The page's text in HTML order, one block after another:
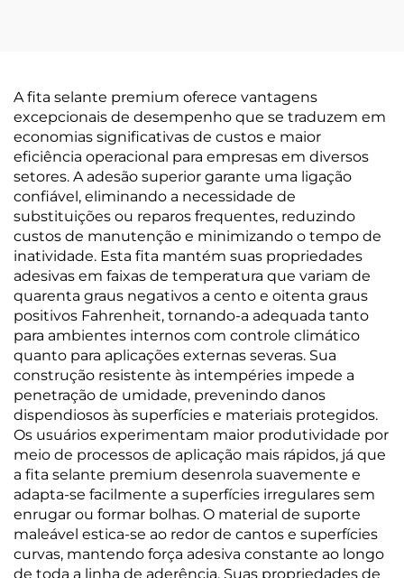
A fita selante premium oferece vantagens
excepcionais de desempenho que se traduzem em
economias significativas de custos e maior
eficiência operacional para empresas em diversos
setores. A adesão superior garante uma ligação
confiável, eliminando a necessidade de
substituições ou reparos frequentes, reduzindo
custos de manutenção e minimizando o tempo de
inatividade. Esta fita mantém suas propriedades
adesivas em faixas de temperatura que variam de
quarenta graus negativos a cento e oitenta graus
positivos Fahrenheit, tornando-a adequada tanto
para ambientes internos com controle climático
quanto para aplicações externas severas. Sua
construção resistente às intempéries impede a
penetração de umidade, prevenindo danos
dispendiosos às superfícies e materiais protegidos.
Os usuários experimentam maior produtividade por
meio de processos de aplicação mais rápidos, já que
a fita selante premium desenrola suavemente e
adapta-se facilmente a superfícies irregulares sem
enrugar ou formar bolhas. O material de suporte
maleável estica-se ao redor de cantos e superfícies
curvas, mantendo força adesiva constante ao longo
de toda a linha de aderência. Suas propriedades de